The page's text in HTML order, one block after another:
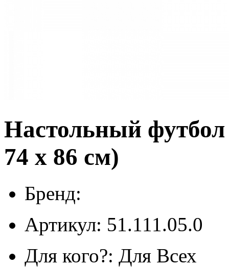
Настольный
74 x 86 см)
Бренд:
Артикул: 51.111.05.0
Для кого?: Для Всех